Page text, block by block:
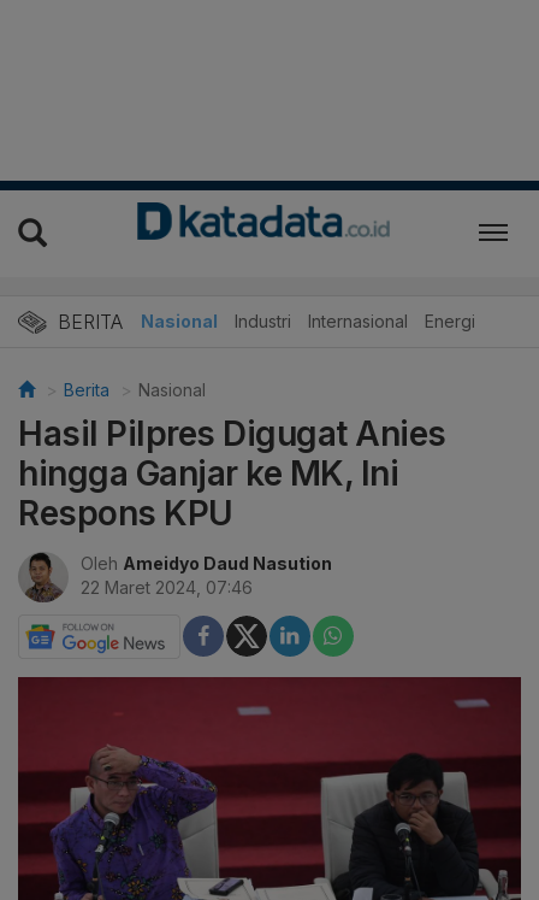
BERITA Nasional Industri Internasional Energi
Berita Nasional
Hasil Pilpres Digugat Anies
hingga Ganjar ke MK, Ini
Respons KPU
Oleh Ameidyo Daud Nasution
22 Maret 2024, 07:46